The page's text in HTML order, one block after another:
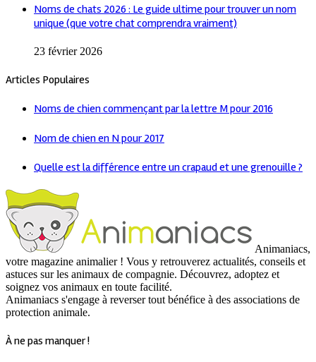
Noms de chats 2026 : Le guide ultime pour trouver un nom
unique (que votre chat comprendra vraiment)
23 février 2026
Articles Populaires
Noms de chien commençant par la lettre M pour 2016
Nom de chien en N pour 2017
Quelle est la différence entre un crapaud et une grenouille ?
Animaniacs,
votre magazine animalier ! Vous y retrouverez actualités, conseils et
astuces sur les animaux de compagnie. Découvrez, adoptez et
soignez vos animaux en toute facilité.
Animaniacs s'engage à reverser tout bénéfice à des associations de
protection animale.
À ne pas manquer !